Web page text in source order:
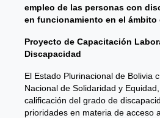
empleo de las personas con
en funcionamiento en el ámbito
Proyecto de Capacitación
Discapacidad
El Estado Plurinacional de Bolivia
Nacional de Solidaridad y
calificación del grado de
prioridades en materia de acceso